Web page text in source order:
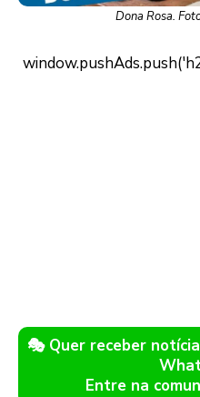
Dona Rosa.
🎭 Quer receber
Entre na